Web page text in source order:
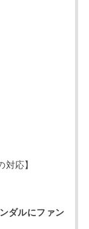
対応】
ダルにファン